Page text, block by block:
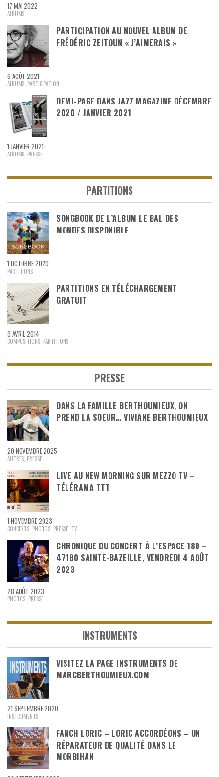
17 MAI 2022
ALBUMS
PARTICIPATION AU NOUVEL ALBUM DE
FRÉDÉRIC ZEITOUN « J’AIMERAIS »
6 AOÛT 2021
ALBUMS, PARTICIPATION
DEMI-PAGE DANS JAZZ MAGAZINE DÉCEMBRE
2020 / JANVIER 2021
1 JANVIER 2021
ALBUMS, PRESSE
PARTITIONS
SONGBOOK DE L’ALBUM LE BAL DES
MONDES DISPONIBLE
1 OCTOBRE 2020
PARTITIONS
PARTITIONS EN TÉLÉCHARGEMENT
GRATUIT
9 AVRIL 2014
COMPOSITIONS, PARTITIONS
PRESSE
DANS LA FAMILLE BERTHOUMIEUX, ON
PREND LA SOEUR… VIVIANE BERTHOUMIEUX
20 NOVEMBRE 2025
AUTRES, PRESSE
LIVE AU NEW MORNING SUR MEZZO TV –
TÉLÉRAMA TTT
1 NOVEMBRE 2023
CONCERTS, PHOTOS, PRESSE, TV
CHRONIQUE DU CONCERT À L’ESPACE 180 –
47180 SAINTE-BAZEILLE, VENDREDI 4 AOÛT
2023
28 AOÛT 2023
PHOTOS, PRESSE
INSTRUMENTS
VISITEZ LA PAGE INSTRUMENTS DE
MARCBERTHOUMIEUX.COM
21 SEPTEMBRE 2020
INSTRUMENTS
FANCH LORIC – LORIC ACCORDÉONS – UN
RÉPARATEUR DE QUALITÉ DANS LE
MORBIHAN